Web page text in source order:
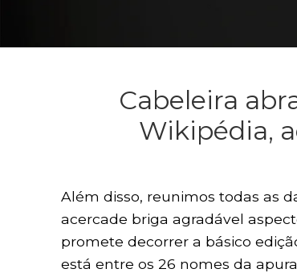
Cabeleira
Wikipédia,
Além disso, reunimos todas as
acercade briga agradável
promete decorrer a básico
está entre os 26 nomes da